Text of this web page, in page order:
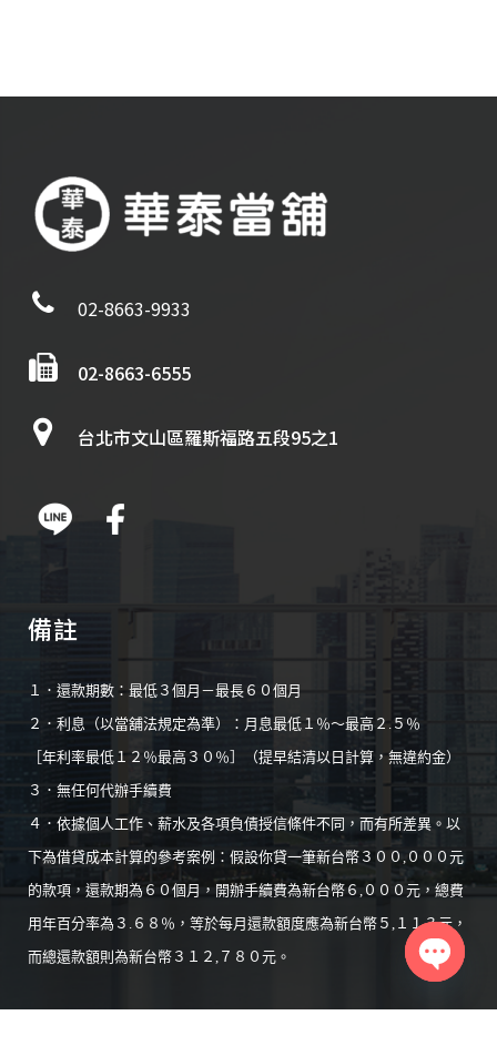
02-8663-9933
02-8663-6555
台北市文山區羅斯福路五段95之1
備註
１．還款期數：最低３個月－最長６０個月
２．利息（以當舖法規定為準）：月息最低１％～最高２.５％
［年利率最低１２％最高３０％］（提早結清以日計算，無違約金）
３．無任何代辦手續費
４．依據個人工作、薪水及各項負債授信條件不同，而有所差異。以
下為借貸成本計算的參考案例：假設你貸一筆新台幣３００,０００元
的款項，還款期為６０個月，開辦手續費為新台幣６,０００元，總費
用年百分率為３.６８％，等於每月還款額度應為新台幣５,１１３元，
而總還款額則為新台幣３１２,７８０元。
chaty